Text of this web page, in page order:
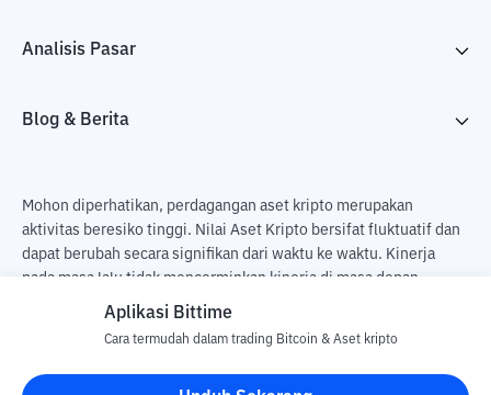
Analisis Pasar
Blog & Berita
Mohon diperhatikan, perdagangan aset kripto merupakan
aktivitas beresiko tinggi. Nilai Aset Kripto bersifat fluktuatif dan
dapat berubah secara signifikan dari waktu ke waktu. Kinerja
pada masa lalu tidak mencerminkan kinerja di masa depan.
Terdapat risiko kehilangan sebagai dampak dari membeli dan
pengguna. PT Utama Aset Digital Indonesia (Bittime) tidak
bertanggung jawab atas perubahan fluktuasi dari nilai tukar Aset
Aplikasi Bittime
Cara termudah dalam trading Bitcoin & Aset kripto